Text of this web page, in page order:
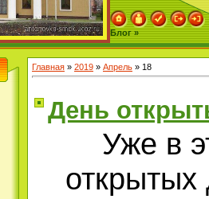
Блог »
Главная » 2019 » Апрель » 18
День
Уже в
открытых